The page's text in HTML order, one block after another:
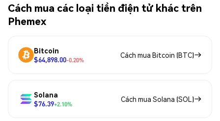
Cách mua các loại tiền điện tử khác trên
Phemex
Bitcoin
$64,898.00-0.20%
Cách mua Bitcoin (BTC)
Solana
$76.39+2.10%
Cách mua Solana (SOL)